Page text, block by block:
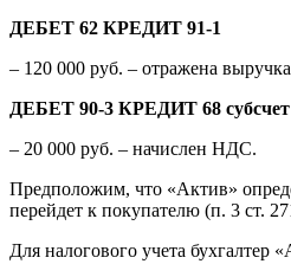
ДЕБЕТ 62 КРЕДИТ 91-1
– 120 000 руб. – отражена
ДЕБЕТ 90-3 КРЕДИТ 68
– 20 000 руб. – начислен НДС.
Предположим, что «Актив»
перейдет к покупателю (п. 3 ст.
Для налогового учета бухгалтер